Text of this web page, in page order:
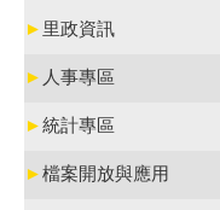
► 里政資訊
► 人事專區
►統計專區
►檔案開放與應用